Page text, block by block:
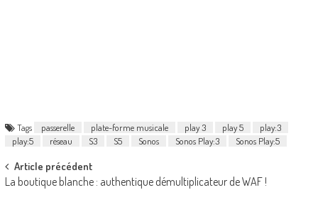
Tags passerelle plate-forme musicale play 3 play 5
play:3
play:5
réseau S3 S5 Sonos Sonos Play:3 Sonos Play:5
Post
navigation
Article précédent
La boutique blanche : authentique démultiplicateur de WAF !